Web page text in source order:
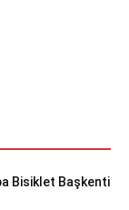
Bisiklet Başkenti